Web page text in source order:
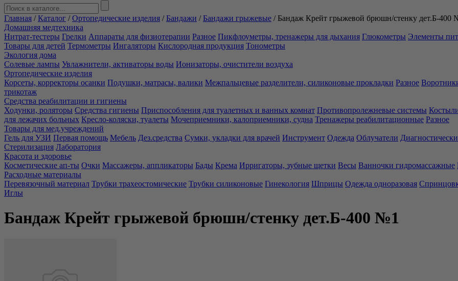
Главная /Каталог /Ортопедические изделия / Бандажи / Бандажи грыжевые / Бандаж Крейт грыжевой брюшн/стенку дет.Б-400
Домашняя медтехника
Нитрат-тестеры Грелки Аппараты для физиотерапии Разное Пикфлоуметры, тренажеры для дыхания Глюкометры Элементы
Товары для детей Термометры Ингаляторы Кислородная продукция Тонометры
Экология дома
Солевые лампы Увлажнители, активаторы воды Ионизаторы, очистители воздуха
Ортопедические изделия
Корсеты, корректоры осанки Подушки, матрасы, валики Межпальцевые разделители, силиконовые прокладки Разное
трикотаж
Средства реабилитации и гигиены
Ходунки, роляторы Средства гигиены Приспособления для туалетных и ванных комнат Противопролежневые системы
для лежачих больных Кресло-коляски, туалеты Мочеприемники, калоприемники, судна Тренажеры реабилитационные Разное
Товары для мед.учреждений
Гель для УЗИ Первая помощь Мебель Дез.средства Сумки, укладки для врачей Инструмент Одежда Облучатели
Стерилизация Лаборатория
Красота и здоровье
Косметические ап-ты Очки Массажеры, аппликаторы Бады Крема Ирригаторы, зубные щетки Весы Ванночки гидромассажные
Расходные материалы
Перевязочный материал Трубки трахеостомические Трубки силиконовые Гинекология Шприцы Одежда одноразовая
Иглы
Бандаж Крейт грыжевой брюшн/стенку дет.Б-400 №1